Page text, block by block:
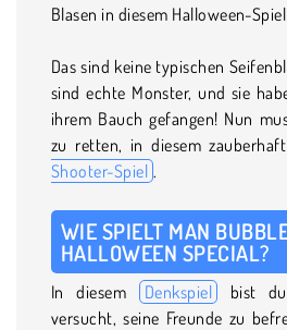
Blasen in diesem Halloween-
Das sind keine typischen
sind echte Monster, und sie
ihrem Bauch gefangen! Nun
zu retten, in diesem
Shooter-Spiel .
WIE SPIELT MAN
HALLOWEEN SPECIAL?
In diesem Denkspiel
bist
versucht, seine Freunde zu